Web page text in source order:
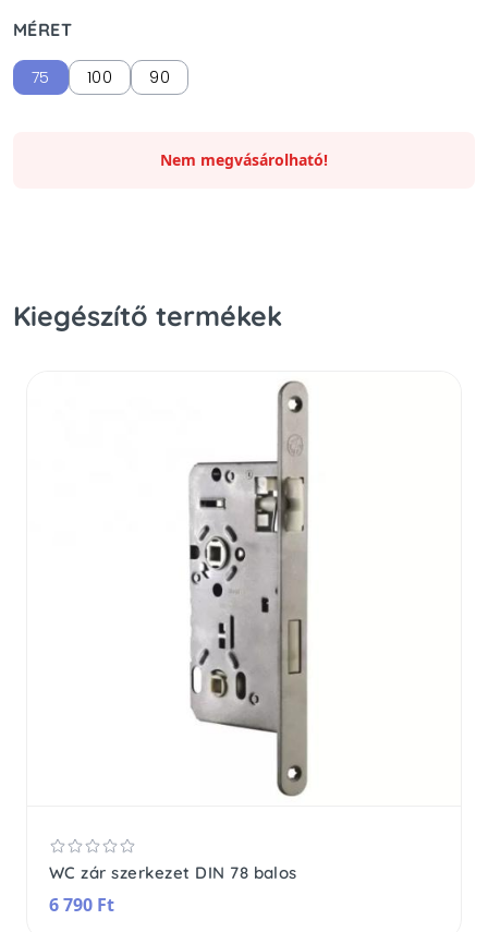
MÉRET
75 100 90
Nem megvásárolható!
Kiegészítő termékek
WC zár szerkezet DIN 78 balos
6 790 Ft